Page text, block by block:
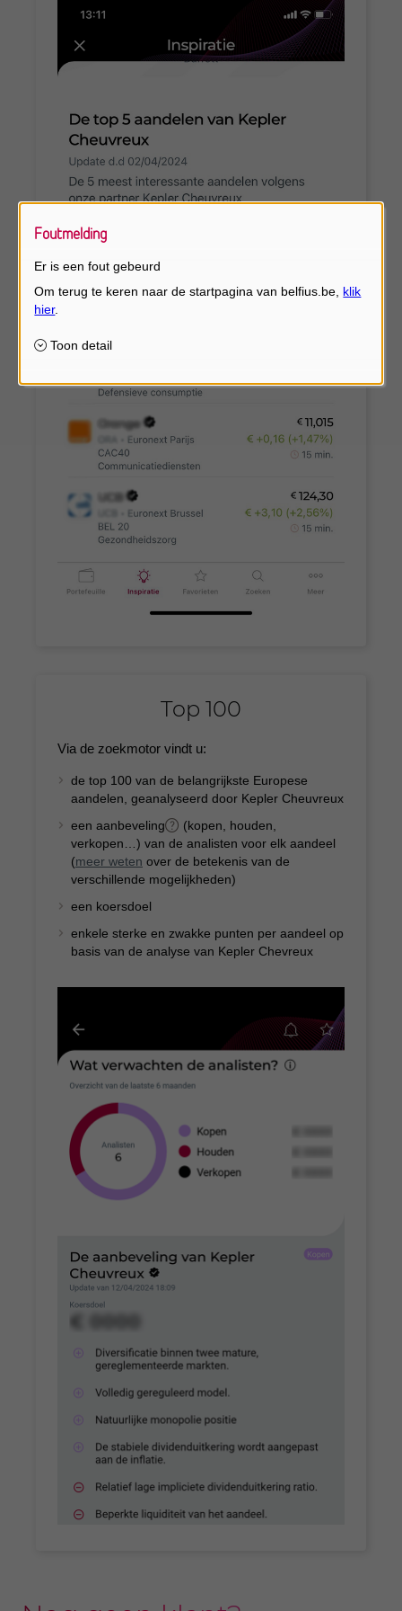
Top 100
Via de zoekmotor vindt u:
de top 100 van de belangrijkste Europese
aandelen, geanalyseerd door Kepler Cheuvreux
een aanbeveling
(kopen, houden,
verkopen…) van de analisten voor elk aandeel
(meer weten over de betekenis van de
verschillende mogelijkheden)
een koersdoel
enkele sterke en zwakke punten per aandeel op
basis van de analyse van Kepler Chevreux
Foutmelding
Er is een fout gebeurd